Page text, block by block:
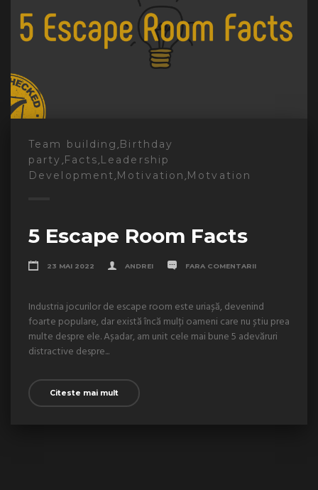
Team building,Birthday
party,Facts,Leadership
Development,Motivation,Motvation
5 Escape Room Facts
23 MAI 2022 ANDREI FARA COMENTARII
Industria jocurilor de escape room este uriașă, devenind
foarte populare, dar există încă mulți oameni care nu știu prea
multe despre ele. Așadar, am unit cele mai bune 5 adevăruri
distractive despre...
Citeste mai mult